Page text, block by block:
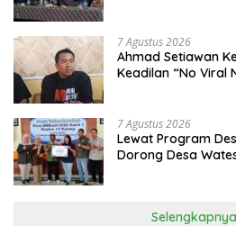
7 Agustus 2026
Ahmad Setiawan
Keadilan “No Viral
7 Agustus 2026
Lewat Program
Dorong Desa
Selengkapnya